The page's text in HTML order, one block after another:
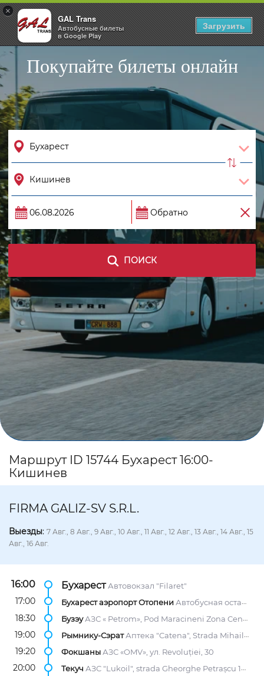
Покупайте билеты онлайн
ПОИСК
Маршрут ID 15744 Бухарест 16:00-
Кишинев
FIRMA GALIZ-SV S.R.L.
Выезды: 7 Авг., 8 Авг., 9 Авг., 10 Авг., 11 Авг., 12 Авг., 13 Авг., 14 Авг., 15
Авг., 16 Авг.
16:00 Бухарест Автовокзал "Filaret"
17:00 Бухарест аэропорт Отопени Автобусная остановка, возле терминала PLECARI, выходы C и D.
18:30 Бузэу АЗС « Petrom», Pod Maracineni Zona Centura
19:00 Рымнику-Сэрат Аптека "Catena", Strada Mihail Kogalniceanu 3
19:20 Фокшаны АЗС «OMV», ул. Revoluției, 30
20:00 Текуч АЗС "Lukoil", strada Gheorghe Petrașcu 104
×
GAL Trans
Автобусные билеты
в Google Play
Загрузить